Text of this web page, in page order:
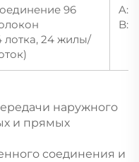
96
лотка, 24 жилы/
A:
B:
наружного
и прямых
соединения и